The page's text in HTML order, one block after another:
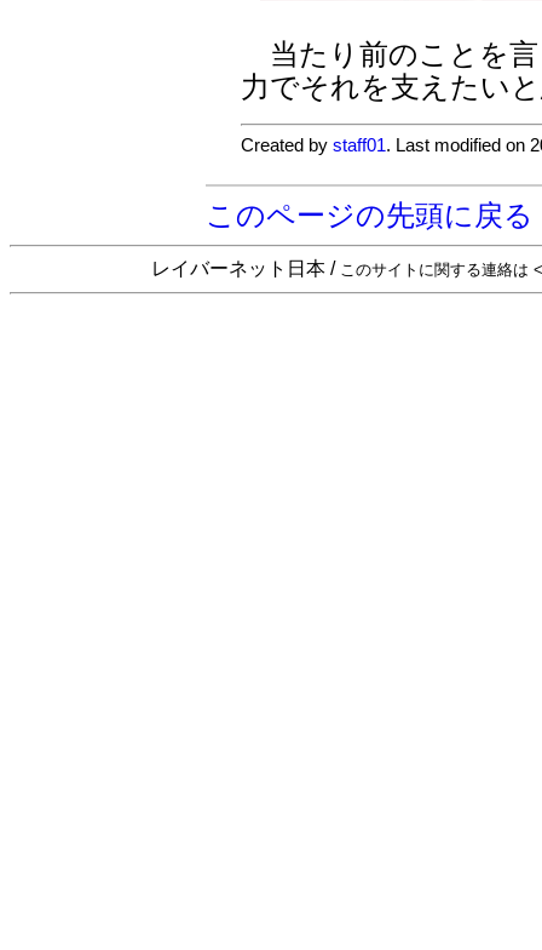
当たり前のことを言
力でそれを支えたい
Created bystaff01. Last modified on
このページの先頭に戻る
レイバーネット日本 / このサイトに関する連絡は